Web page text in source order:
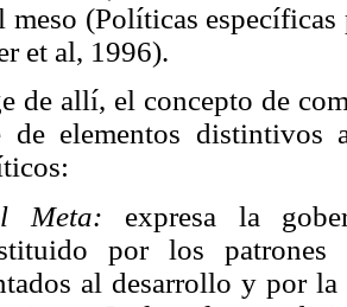
meso (Políticas
et al, 1996).
de allí, el concepto de
de elementos distintivos
Meta: expresa la
por los
al desarrollo y por